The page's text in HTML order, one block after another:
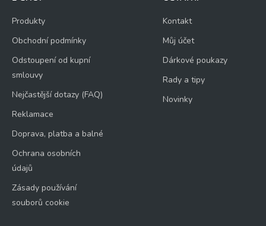
Produkty
Obchodní podmínky
Odstoupení od kupní
smlouvy
Nejčastější dotazy (FAQ)
Reklamace
Doprava, platba a balné
Ochrana osobních
údajů
Zásady používání
souborů cookie
Kontakt
Můj účet
Dárkové poukazy
Rady a tipy
Novinky